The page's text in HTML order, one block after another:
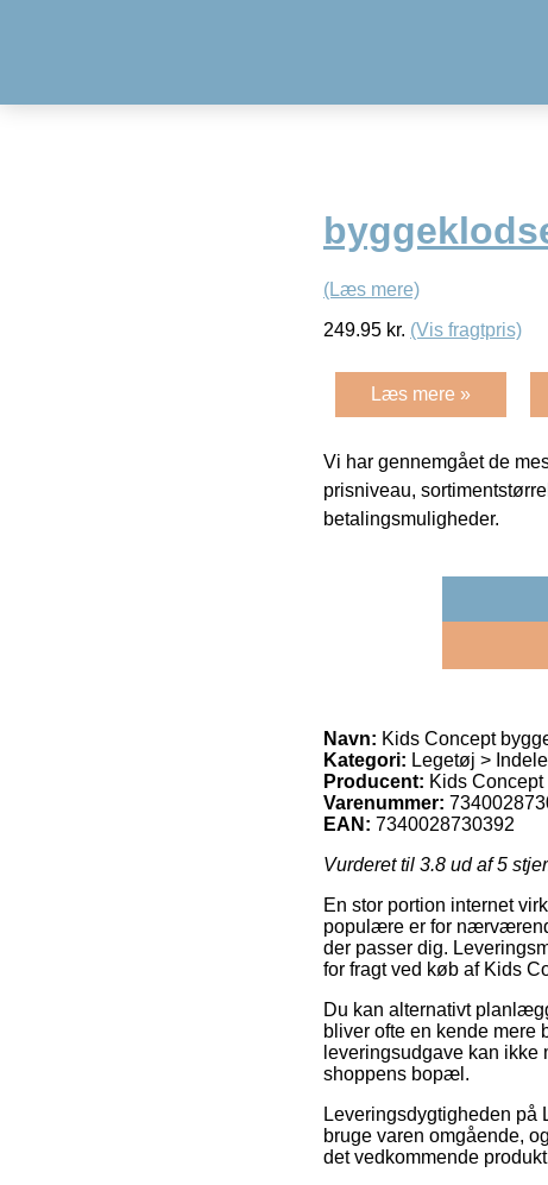
(Læs mere)
249.95 kr. (Vis fragtpris)
Læs mere »
Vi har gennemgået de
prisniveau,
betalingsmuligheder.
Navn: Kids Concept
Kategori: Legetøj >
Producent: Kids Concept
Varenummer:
EAN: 7340028730392
Vurderet til 3.8 ud af 5
En stor portion internet
populære er for
der passer dig.
for fragt ved køb af Kids
Du kan alternativt
bliver ofte en kende
leveringsudgave kan
shoppens bopæl.
Leveringsdygtigheden på
bruge varen omgående,
det vedkommende